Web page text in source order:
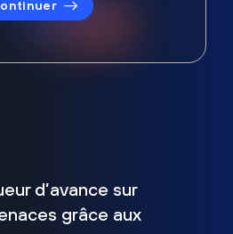
d’avance sur
grâce aux